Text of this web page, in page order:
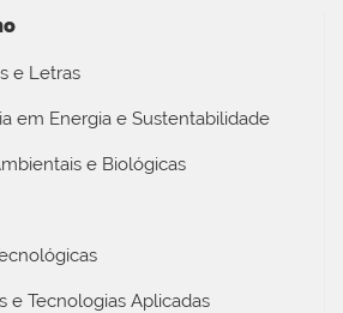
e Letras
em Energia e Sustentabilidade
e Biológicas
e Tecnologias Aplicadas